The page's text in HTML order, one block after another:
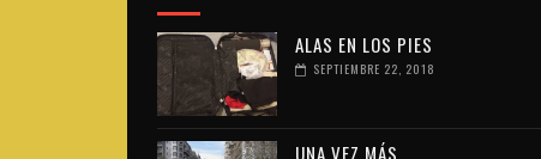
ALAS EN LOS PIES
SEPTIEMBRE 22, 2018
UNA VEZ MÁS